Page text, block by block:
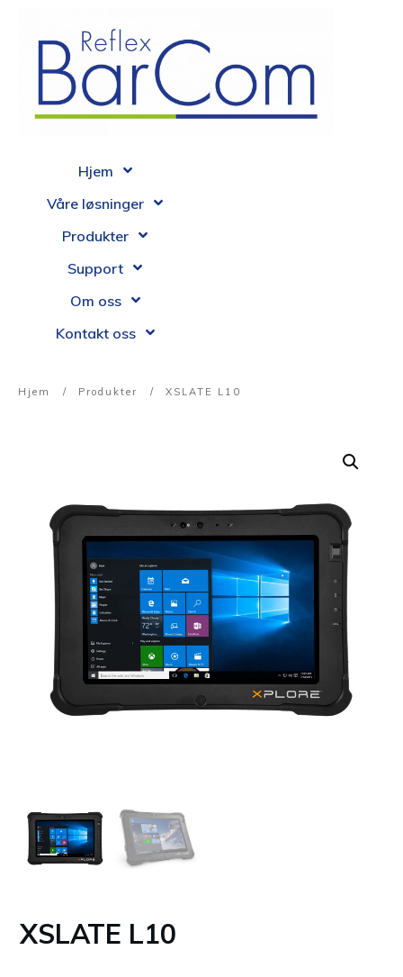
Hjem
Våre løsninger
Produkter
Support
Om oss
Kontakt oss
Hjem / Produkter / XSLATE L10
XSLATE L10